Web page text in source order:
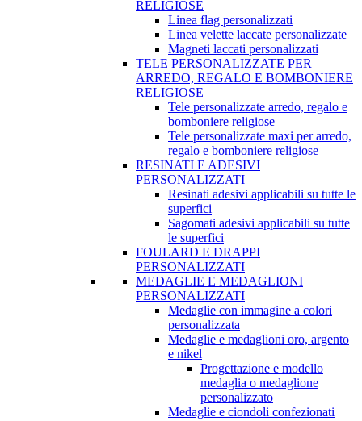
RELIGIOSE
Linea flag personalizzati
Linea velette laccate personalizzate
Magneti laccati personalizzati
TELE PERSONALIZZATE PER
ARREDO, REGALO E BOMBONIERE
RELIGIOSE
Tele personalizzate arredo, regalo e
bomboniere religiose
Tele personalizzate maxi per arredo,
regalo e bomboniere religiose
RESINATI E ADESIVI
PERSONALIZZATI
Resinati adesivi applicabili su tutte le
superfici
Sagomati adesivi applicabili su tutte
le superfici
FOULARD E DRAPPI
PERSONALIZZATI
MEDAGLIE E MEDAGLIONI
PERSONALIZZATI
Medaglie con immagine a colori
personalizzata
Medaglie e medaglioni oro, argento
e nikel
Progettazione e modello
medaglia o medaglione
personalizzato
Medaglie e ciondoli confezionati